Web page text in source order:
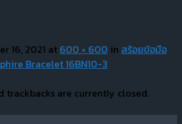
16, 2021 at 600 × 600 in สร้อยข้อมือ
Bracelet 16BN10-3
trackbacks are currently closed.